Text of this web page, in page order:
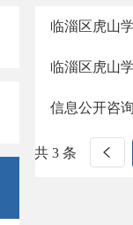
临淄区虎山
临淄区虎山
信息公开咨
共 3 条